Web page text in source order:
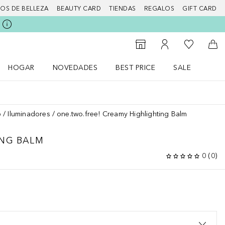
DE BELLEZA BEAUTY CARD TIENDAS REGALOS GIFT CARD
Al Storefinder
Mi cuenta
Mi lista de
A
HOGAR
NOVEDADES
BEST PRICE
SALE
Iluminadores one.two.free! Creamy Highlighting Balm
BALM
0 (0)